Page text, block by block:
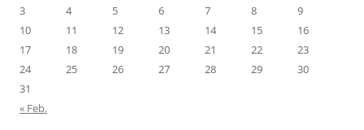
3
4 5 6 7 8
9
10
11 12 13 14 15
16
17
18 19 20 21 22
23
24
25 26 27 28 29
30
31
« Feb.